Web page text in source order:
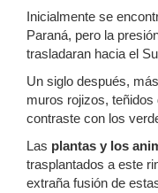
Inicialmente se
Paraná, pero la
trasladaran hacia el
Un siglo después,
muros rojizos, teñidos
contraste con los
Las plantas y los
trasplantados a este
extraña fusión de